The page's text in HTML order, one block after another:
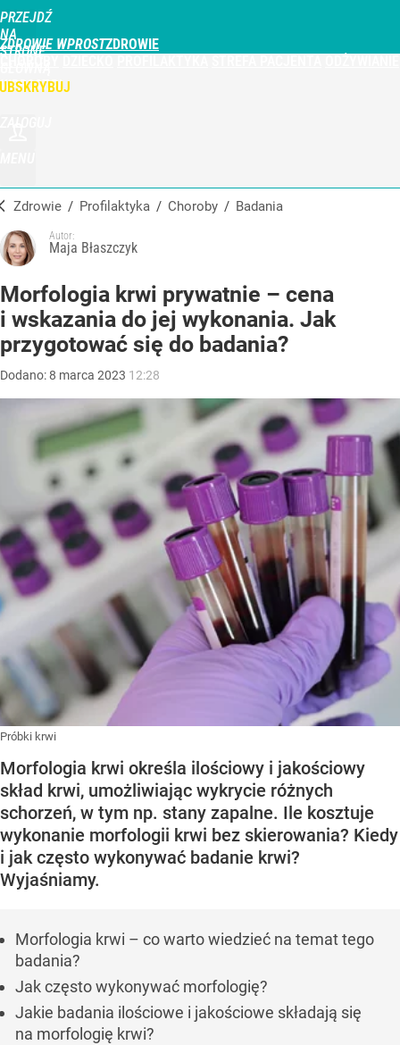
PRZEJDŹ
NA
STRONĘ
WPROST.PL
ZDROWIE WPROST
Zdrowie / Profilaktyka / Choroby / Badania
Autor:
Maja Błaszczyk
Morfologia krwi prywatnie – cena
i wskazania do jej wykonania. Jak
przygotować się do badania?
Dodano:8 marca 2023 12:28
Próbki krwi
Morfologia krwi określa ilościowy i jakościowy
skład krwi, umożliwiając wykrycie różnych
schorzeń, w tym np. stany zapalne. Ile kosztuje
wykonanie morfologii krwi bez skierowania? Kiedy
i jak często wykonywać badanie krwi?
Wyjaśniamy.
Morfologia krwi – co warto wiedzieć na temat tego
badania?
Jak często wykonywać morfologię?
Jakie badania ilościowe i jakościowe składają się
na morfologię krwi?